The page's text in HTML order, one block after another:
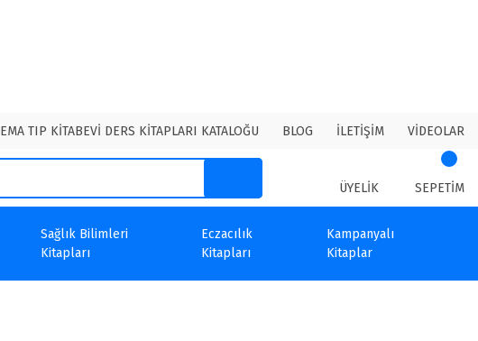
EMA TIP KİTABEVİ DERS KİTAPLARI KATALOĞU BLOG İLETİŞİM VİDEOLAR
ÜYELİK SEPETİM
Sağlık Bilimleri
Kitapları
Eczacılık
Kitapları
Kampanyalı
Kitaplar